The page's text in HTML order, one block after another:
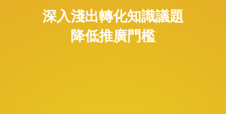
深入淺出轉化知識議題
降低推廣門檻